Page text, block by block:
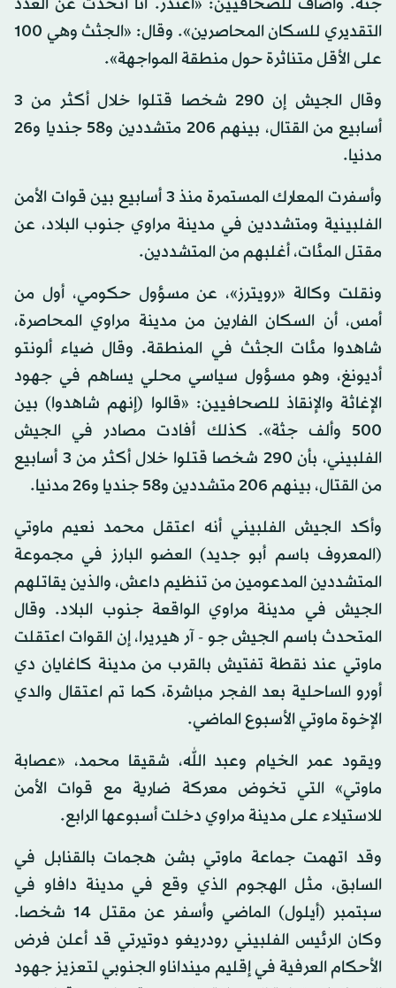
جثة. وأضاف للصحافيين: «أعتذر. أنا أتحدث عن العدد
التقديري للسكان المحاصرين». وقال: «الجثث وهي 100
على الأقل متناثرة حول منطقة المواجهة».
وقال الجيش إن 290 شخصا قتلوا خلال أكثر من 3
أسابيع من القتال، بينهم 206 متشددين و58 جنديا و26
مدنيا.
وأسفرت المعارك المستمرة منذ 3 أسابيع بين قوات الأمن
الفلبينية ومتشددين في مدينة مراوي جنوب البلاد، عن
مقتل المئات، أغلبهم من المتشددين.
ونقلت وكالة «رويترز»، عن مسؤول حكومي، أول من
أمس، أن السكان الفارين من مدينة مراوي المحاصرة،
شاهدوا مئات الجثث في المنطقة. وقال ضياء ألونتو
أديونغ، وهو مسؤول سياسي محلي يساهم في جهود
الإغاثة والإنقاذ للصحافيين: «قالوا (إنهم شاهدوا) بين
500 وألف جثة». كذلك أفادت مصادر في الجيش
الفلبيني، بأن 290 شخصا قتلوا خلال أكثر من 3 أسابيع
من القتال، بينهم 206 متشددين و58 جنديا و26 مدنيا.
وأكد الجيش الفلبيني أنه اعتقل محمد نعيم ماوتي
(المعروف باسم أبو جديد) العضو البارز في مجموعة
المتشددين المدعومين من تنظيم داعش، والذين يقاتلهم
الجيش في مدينة مراوي الواقعة جنوب البلاد. وقال
المتحدث باسم الجيش جو - آر هيريرا، إن القوات اعتقلت
ماوتي عند نقطة تفتيش بالقرب من مدينة كاغايان دي
أورو الساحلية بعد الفجر مباشرة، كما تم اعتقال والدي
الإخوة ماوتي الأسبوع الماضي.
ويقود عمر الخيام وعبد الله، شقيقا محمد، «عصابة
ماوتي» التي تخوض معركة ضارية مع قوات الأمن
للاستيلاء على مدينة مراوي دخلت أسبوعها الرابع.
وقد اتهمت جماعة ماوتي بشن هجمات بالقنابل في
السابق، مثل الهجوم الذي وقع في مدينة دافاو في
سبتمبر (أيلول) الماضي وأسفر عن مقتل 14 شخصا.
وكان الرئيس الفلبيني رودريغو دوتيرتي قد أعلن فرض
الأحكام العرفية في إقليم مينداناو الجنوبي لتعزيز جهود